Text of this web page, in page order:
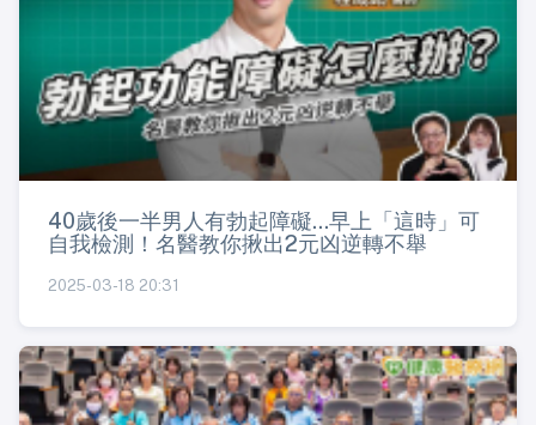
40歲後一半男人有勃起障礙...早上「這時」可
自我檢測！名醫教你揪出2元凶逆轉不舉
2025-03-18 20:31